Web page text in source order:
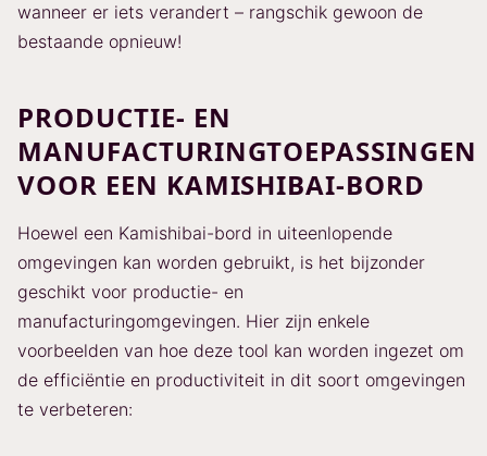
wanneer er iets verandert – rangschik gewoon de
bestaande opnieuw!
PRODUCTIE- EN
MANUFACTURINGTOEPASSINGEN
VOOR EEN KAMISHIBAI-BORD
Hoewel een Kamishibai-bord in uiteenlopende
omgevingen kan worden gebruikt, is het bijzonder
geschikt voor productie- en
manufacturingomgevingen. Hier zijn enkele
voorbeelden van hoe deze tool kan worden ingezet om
de efficiëntie en productiviteit in dit soort omgevingen
te verbeteren: